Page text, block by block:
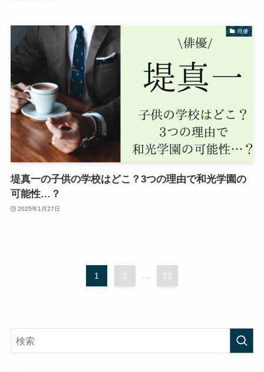
俳優
堤真一の子供の学校はどこ？3つの理由で和光学園の
可能性…？
2025年1月27日
1 2 ... 13